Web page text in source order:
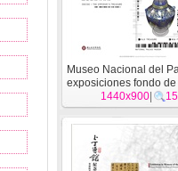
Museo Nacional del
exposiciones fondo
(3) #16
1440x900